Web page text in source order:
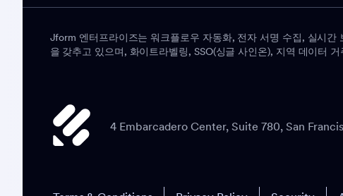
Jform 엔터프라이즈는 워크플로우 자동화, 전자 서명 수집, 실시
을 갖추고 있으며, 화이트라벨링, SSO(싱글 사인온), 지역 데이터
4 Embarcadero Center, Suite 780, San